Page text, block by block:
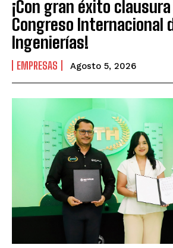
¡Con gran éxito clausura
Congreso Internacional
Ingenierías!
EMPRESAS Agosto 5, 2026